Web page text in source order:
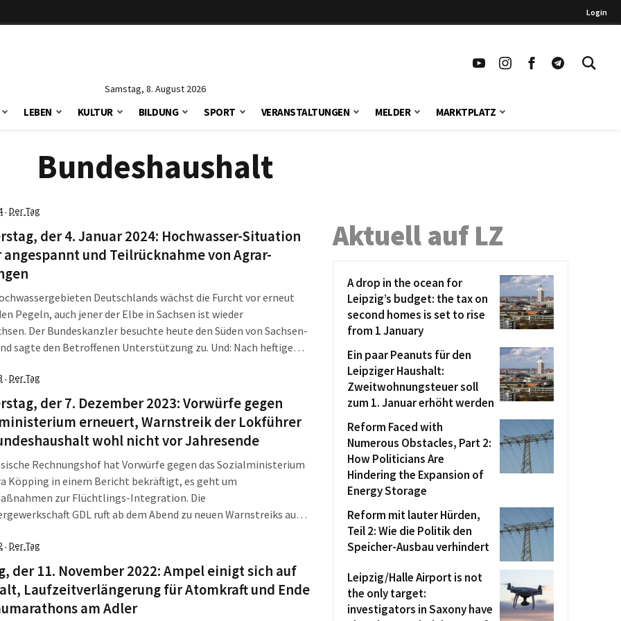
Login
Samstag, 8. August 2026
LEBEN KULTUR BILDUNG SPORT VERANSTALTUNGEN MELDER MARKTPLATZ
Bundeshaushalt
· Der Tag
der 4. Januar 2024: Hochwasser-Situation
und Teilrücknahme von Agrar-
Deutschlands wächst die Furcht vor erneut
Pegeln, auch jener der Elbe in Sachsen ist wieder
Der Bundeskanzler besuchte heute den Süden von Sachsen-
sagte den Betroffenen Unterstützung zu. Und: Nach heftigem
Die LZ fasst zusammen, was am […]
· Der Tag
der 7. Dezember 2023: Vorwürfe gegen
erneuert, Warnstreik der Lokführer
wohl nicht vor Jahresende
Rechnungshof hat Vorwürfe gegen das Sozialministerium
Köpping in einem Bericht bekräftigt, es geht um
zur Flüchtlings-Integration. Die
GDL ruft ab dem Abend zu neuen Warnstreiks auf.
entschieden werden. Die LZ fasst zusammen, was am
dem […]
· Der Tag
der 11. November 2022: Ampel einigt sich auf
Laufzeitverlängerung für Atomkraft und Ende
am Adler
Aktuell auf LZ
A drop in the ocean for
Leipzig’s budget: the tax on
second homes is set to rise
from 1 January
Ein paar Peanuts für den
Leipziger Haushalt:
Zweitwohnungsteuer soll
zum 1. Januar erhöht werden
Reform Faced with
Numerous Obstacles, Part 2:
How Politicians Are
Hindering the Expansion of
Energy Storage
Reform mit lauter Hürden,
Teil 2: Wie die Politik den
Speicher-Ausbau verhindert
Leipzig/Halle Airport is not
the only target:
investigators in Saxony have